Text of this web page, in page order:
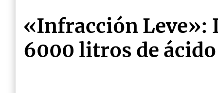
«Infracción Leve»:
6000 litros de